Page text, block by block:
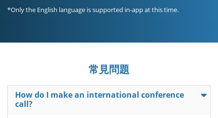
*Only the English language is supported in-app at this time.
常見問題
How do I make an international conference
call?